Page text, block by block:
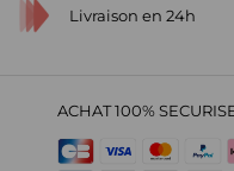
Livraison en 24h
ACHAT 100%